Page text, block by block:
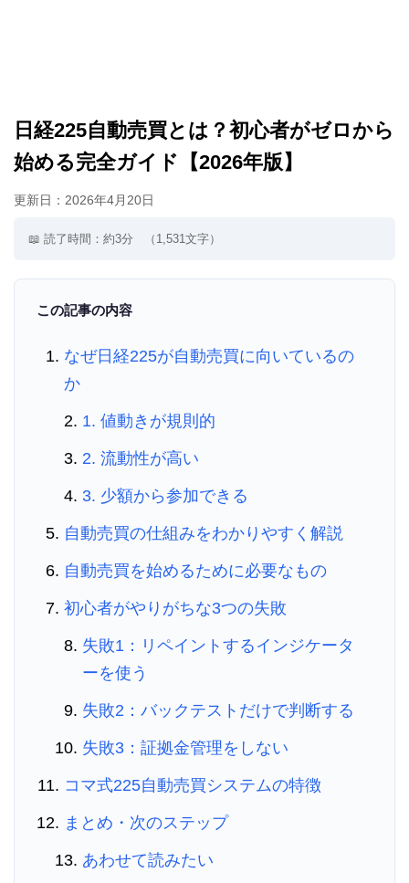
日経225自動売買とは？初心者がゼロから
始める完全ガイド【2026年版】
更新日： 2026年4月20日
📖 読了時間：約3分 （1,531文字）
この記事の内容
なぜ日経225が自動売買に向いているの
か
1. 値動きが規則的
2. 流動性が高い
3. 少額から参加できる
自動売買の仕組みをわかりやすく解説
自動売買を始めるために必要なもの
初心者がやりがちな3つの失敗
失敗1：リペイントするインジケータ
ーを使う
失敗2：バックテストだけで判断する
失敗3：証拠金管理をしない
コマ式225自動売買システムの特徴
まとめ・次のステップ
あわせて読みたい